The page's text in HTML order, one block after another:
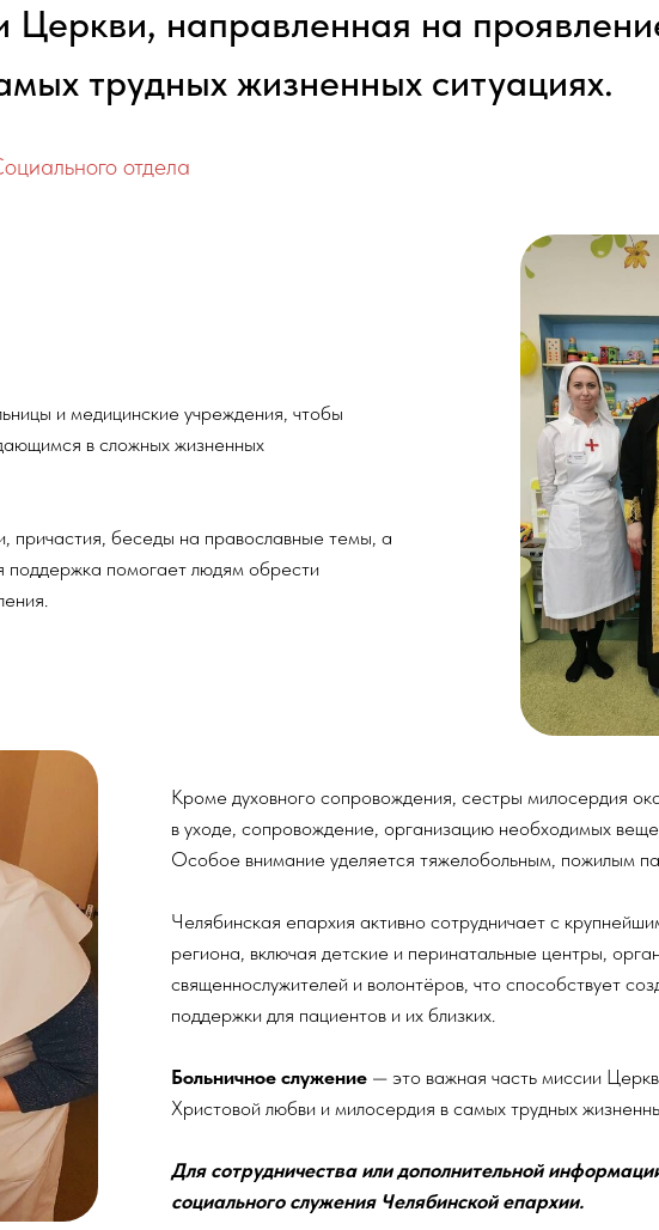
Церкви, направленная на
трудных жизненных ситуациях.
отдела
учреждения, чтобы
беседы на православные темы, а
помогает людям обрести
Кроме духовного сопровождения, сестры милосердия оказывают
в уходе, сопровождение, организацию необходимых вещей и
Особое внимание уделяется тяжелобольным, пожилым пациентам и
Челябинская епархия активно сотрудничает с крупнейшими медицинскими
региона, включая детские и перинатальные центры, организуя регулярные
священнослужителей и волонтёров, что способствует созданию атмосферы
поддержки для пациентов и их близких.
Больничное служение
Христовой любви и милосердия в самых трудных жизненных ситуациях.
Для сотрудничества или дополнительной информации можно
социального служения Челябинской епархии.